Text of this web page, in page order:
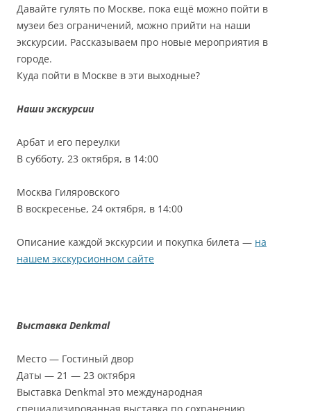
Давайте гулять по Москве, пока ещё можно пойти в
музеи без ограничений, можно прийти на наши
экскурсии. Рассказываем про новые мероприятия в
городе.
Куда пойти в Москве в эти выходные?
Наши экскурсии
Арбат и его переулки
В субботу, 23 октября, в 14:00
Москва Гиляровского
В воскресенье, 24 октября, в 14:00
Описание каждой экскурсии и покупка билета — на
нашем экскурсионном сайте
Выставка Denkmal
Место — Гостиный двор
Даты — 21 — 23 октября
Выставка Denkmal это международная